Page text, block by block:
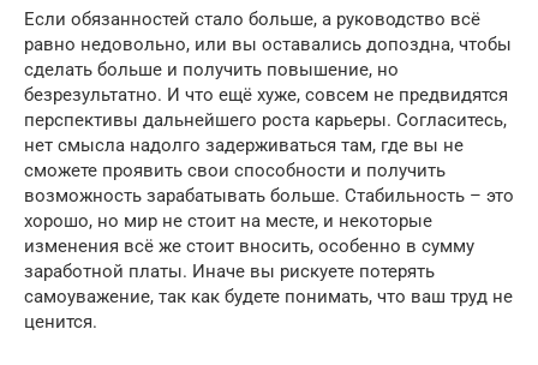
Если обязанностей стало больше, а руководство всё
равно недовольно, или вы оставались допоздна, чтобы
сделать больше и получить повышение, но
безрезультатно. И что ещё хуже, совсем не предвидятся
перспективы дальнейшего роста карьеры. Согласитесь,
нет смысла надолго задерживаться там, где вы не
сможете проявить свои способности и получить
возможность зарабатывать больше. Стабильность – это
хорошо, но мир не стоит на месте, и некоторые
изменения всё же стоит вносить, особенно в сумму
заработной платы. Иначе вы рискуете потерять
самоуважение, так как будете понимать, что ваш труд не
ценится.